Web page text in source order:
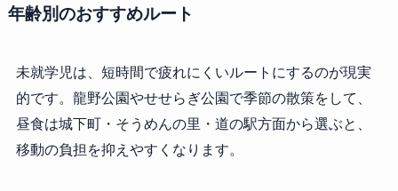
年齢別のおすすめルート
未就学児は、短時間で疲れにくいルートにするのが現実
的です。龍野公園やせせらぎ公園で季節の散策をして、
昼食は城下町・そうめんの里・道の駅方面から選ぶと、
移動の負担を抑えやすくなります。